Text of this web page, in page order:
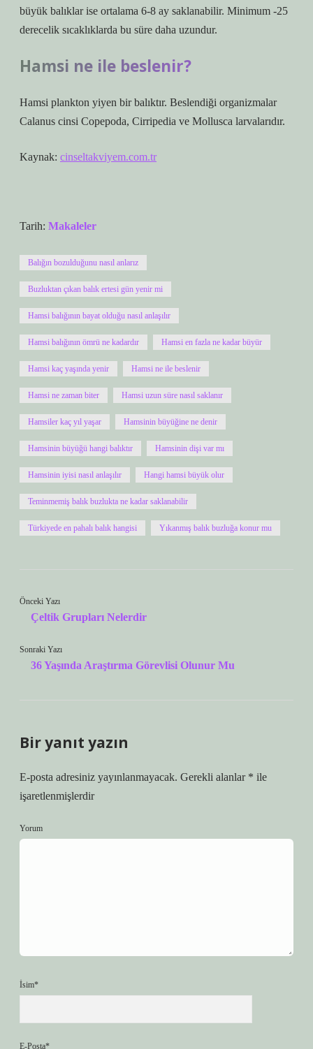
büyük balıklar ise ortalama 6-8 ay saklanabilir. Minimum -25
derecelik sıcaklıklarda bu süre daha uzundur.
Hamsi ne ile beslenir?
Hamsi plankton yiyen bir balıktır. Beslendiği organizmalar
Calanus cinsi Copepoda, Cirripedia ve Mollusca larvalarıdır.
Kaynak: cinseltakviyem.com.tr
Tarih: Makaleler
Balığın bozulduğunu nasıl anlarız
Buzluktan çıkan balık ertesi gün yenir mi
Hamsi balığının bayat olduğu nasıl anlaşılır
Hamsi balığının ömrü ne kadardır Hamsi en fazla ne kadar büyür
Hamsi kaç yaşında yenir Hamsi ne ile beslenir
Hamsi ne zaman biter Hamsi uzun süre nasıl saklanır
Hamsiler kaç yıl yaşar Hamsinin büyüğine ne denir
Hamsinin büyüğü hangi balıktır Hamsinin dişi var mı
Hamsinin iyisi nasıl anlaşılır Hangi hamsi büyük olur
Teminmemiş balık buzlukta ne kadar saklanabilir
Türkiyede en pahalı balık hangisi Yıkanmış balık buzluğa konur mu
Önceki Yazı
Çeltik Grupları Nelerdir
Sonraki Yazı
36 Yaşında Araştırma Görevlisi Olunur Mu
Bir yanıt yazın
E-posta adresiniz yayınlanmayacak. Gerekli alanlar * ile
işaretlenmişlerdir
Yorum
İsim*
E-Posta*